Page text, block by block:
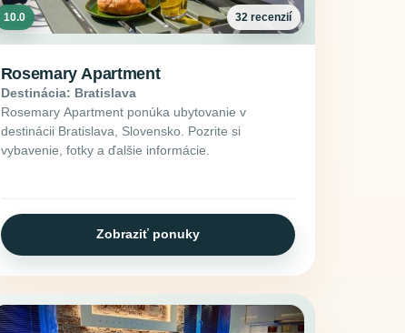
10.0 32 recenzií
Rosemary Apartment
Destinácia: Bratislava
Rosemary Apartment ponúka ubytovanie v
destinácii Bratislava, Slovensko. Pozrite si
vybavenie, fotky a ďalšie informácie.
Zobraziť ponuky